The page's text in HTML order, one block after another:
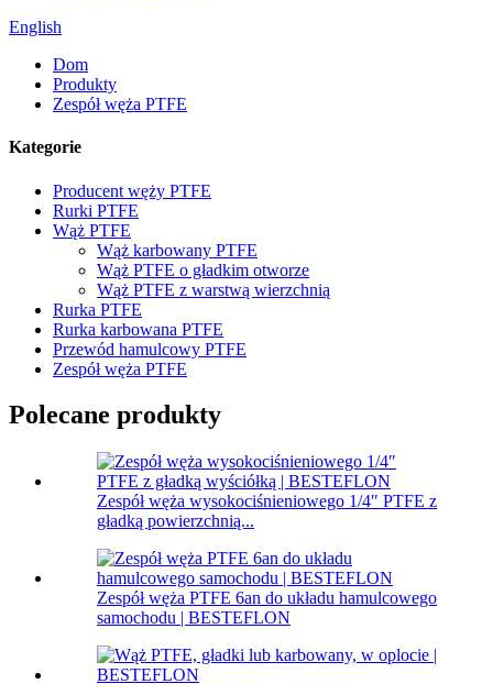
English
Dom
Produkty
Zespół węża PTFE
Kategorie
Producent węży PTFE
Rurki PTFE
Wąż PTFE
Wąż karbowany PTFE
Wąż PTFE o gładkim otworze
Wąż PTFE z warstwą wierzchnią
Rurka PTFE
Rurka karbowana PTFE
Przewód hamulcowy PTFE
Zespół węża PTFE
Polecane produkty
Zespół węża wysokociśnieniowego 1/4″ PTFE z
gładką powierzchnią...
Zespół węża PTFE 6an do układu hamulcowego
samochodu | BESTEFLON